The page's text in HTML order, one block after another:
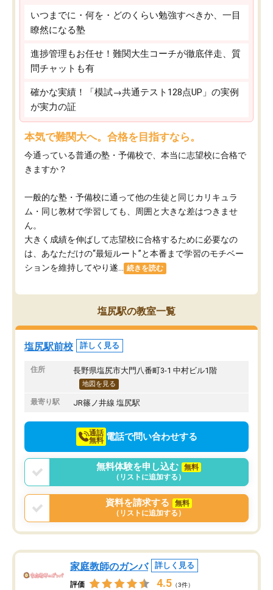
いつまでに・何を・どのくらい勉強すべきか、一目
瞭然になる塾
進捗管理もお任せ！難関大生コーチが徹底伴走、質
問チャットも有
確かな実績！「模試→共通テスト128点UP」の実例
が実力の証
本気で難関大へ。合格を目指すなら。
今通っている普通の塾・予備校で、本当に志望校に合格で
きますか？
一般的な塾・予備校に通って他の生徒と同じカリキュラ
ム・同じ教材で学習しても、周囲と大きな差はつきませ
ん。
大きく成績を伸ばして志望校に合格するために必要なの
は、あなただけの“最短ルート”と本番まで学習のモチベー
ションを維持してやり遂...
続きを読む
塩尻駅の教室一覧
塩尻駅前校 詳しく見る
住所 長野県塩尻市大門八番町3-1 中村ビル1階
地図を見る
最寄り駅 JR篠ノ井線 塩尻駅
通話
無料 電話で問い合わせする
無料体験を申し込む
無料
（リストに追加する）
資料を請求する
無料
（リストに追加する）
家庭教師のガンバ 詳しく見る
評価 4.5 （3件）